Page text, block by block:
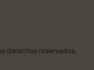
derechos reservados.